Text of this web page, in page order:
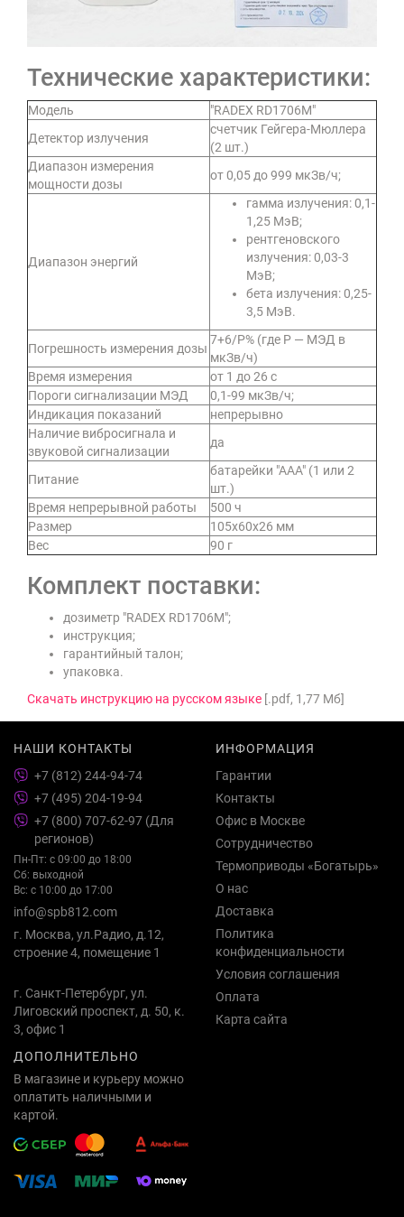
Технические характеристики:
Модель
"RADEX RD1706M"
Детектор излучения
счетчик Гейгера-Мюллера
(2 шт.)
Диапазон измерения
мощности дозы
от 0,05 до 999 мкЗв/ч;
Диапазон энергий
гамма излучения: 0,1-
1,25 МэВ;
рентгеновского
излучения: 0,03-3
МэВ;
бета излучения: 0,25-
3,5 МэВ.
Погрешность измерения дозы
7+6/Р% (где Р — МЭД в
мкЗв/ч)
Время измерения
от 1 до 26 с
Пороги сигнализации МЭД
0,1-99 мкЗв/ч;
Индикация показаний
непрерывно
Наличие вибросигнала и
звуковой сигнализации
да
Питание
батарейки "ААА" (1 или 2
шт.)
Время непрерывной работы
500 ч
Размер
105х60х26 мм
Вес
90 г
Комплект поставки:
дозиметр "RADEX RD1706M";
инструкция;
гарантийный талон;
упаковка.
Скачать инструкцию на русском языке [.pdf, 1,77 Мб]
НАШИ КОНТАКТЫ
+7 (812) 244-94-74
+7 (495) 204-19-94
+7 (800) 707-62-97 (Для
регионов)
Пн-Пт: с 09:00 до 18:00
Сб: выходной
Вс: с 10:00 до 17:00
info@spb812.com
г. Москва, ул.Радио, д.12,
строение 4, помещение 1
г. Санкт-Петербург, ул.
Лиговский проспект, д. 50, к.
3, офис 1
ИНФОРМАЦИЯ
Гарантии
Контакты
Офис в Москве
Сотрудничество
Термоприводы «Богатырь»
О нас
Доставка
Политика
конфиденциальности
Условия соглашения
Оплата
Карта сайта
ДОПОЛНИТЕЛЬНО
В магазине и курьеру можно
оплатить наличными и
картой.